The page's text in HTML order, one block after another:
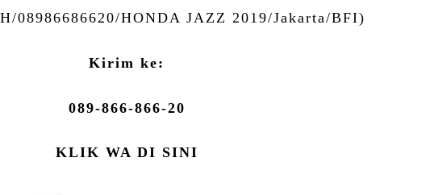
08986686620/HONDA JAZZ 2019/Jakarta/BFI)
Kirim ke:
089-866-866-20
KLIK WA DI SINI